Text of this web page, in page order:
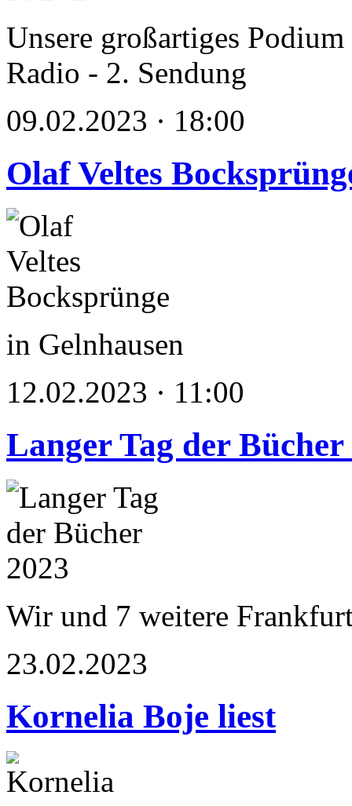
Unsere großartiges
Radio - 2. Sendung
09.02.2023 · 18:00
Olaf Veltes
in Gelnhausen
12.02.2023 · 11:00
Langer Tag der Bücher
Wir und 7 weitere
23.02.2023
Kornelia Boje liest